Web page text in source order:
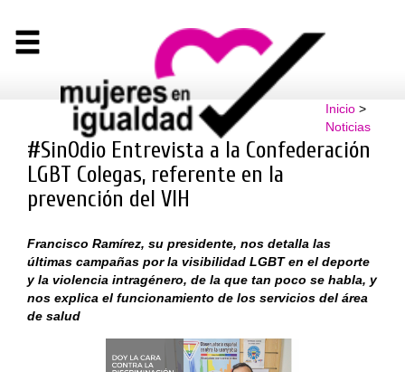
Inicio>
Noticias
#SinOdio Entrevista a la Confederación
LGBT Colegas, referente en la
prevención del VIH
Francisco Ramírez, su presidente, nos detalla las
últimas campañas por la visibilidad LGBT en el deporte
y la violencia intragénero, de la que tan poco se habla, y
nos explica el funcionamiento de los servicios del área
de salud